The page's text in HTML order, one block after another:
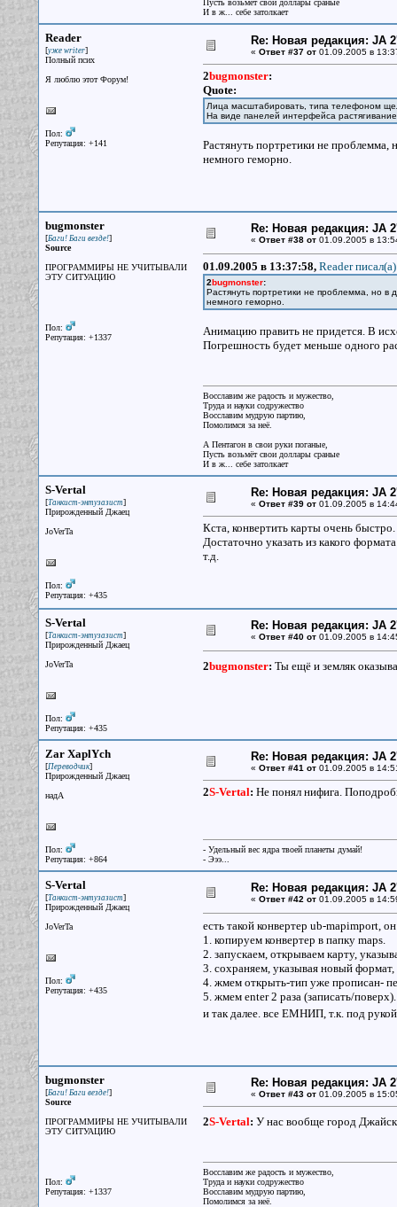
Пусть возьмёт свои доллары сраные
И в ж... себе затолкает
Reader
[уже writer]
Полный псих
Я люблю этот Форум!
Пол:
Репутация: +141
Re: Новая редакция: JA
« Ответ #37 от01.09.2005 в
2bugmonster:
Quote:
Лица масштабировать, типа телефоном
На виде панелей интерфейса
Растянуть портретики не проблемма,
немного геморно.
bugmonster
[Баги! Баги везде!]
Source
ПРОГРАММИРЫ НЕ УЧИТЫВАЛИ
ЭТУ СИТУАЦИЮ
Пол:
Репутация: +1337
Re: Новая редакция: JA
« Ответ #38 от01.09.2005 в
01.09.2005 в 13:37:58, Reader писал(a)
2bugmonster:
Растянуть портретики не проблемма, но в
немного геморно.
Анимацию править не придется. В
Погрешность будет меньше одного
Восславим же радость и мужество,
Труда и науки содружество
Восславим мудрую партию,
Помолимся за неё.
А Пентагон в свои руки поганые,
Пусть возьмёт свои доллары сраные
И в ж... себе затолкает
S-Vertal
[Танкист-энтузазист]
Прирожденный Джаец
JoVerTa
Пол:
Репутация: +435
Re: Новая редакция: JA
« Ответ #39 от01.09.2005 в
Кста, конвертить карты очень
Достаточно указать из какого
т.д.
S-Vertal
[Танкист-энтузазист]
Прирожденный Джаец
JoVerTa
Пол:
Репутация: +435
Re: Новая редакция: JA
« Ответ #40 от01.09.2005 в
2bugmonster: Ты ещё и земляк
Zar XaplYch
[Переводчик]
Прирожденный Джаец
надА
Пол:
Репутация: +864
Re: Новая редакция: JA
« Ответ #41 от01.09.2005 в
2S-Vertal: Не понял нифига.
- Удельный вес ядра твоей планеты думай!
- Эээ...
S-Vertal
[Танкист-энтузазист]
Прирожденный Джаец
JoVerTa
Пол:
Репутация: +435
Re: Новая редакция: JA
« Ответ #42 от01.09.2005 в
есть такой конвертер ub-mapimport,
1. копируем конвертер в папку maps.
2. запускаем, открываем карту,
3. сохраняем, указывая новый
4. жмем открыть-тип уже прописан-
5. жмем enter 2 раза (записать/
и так далее. все ЕМНИП, т.к. под
bugmonster
[Баги! Баги везде!]
Source
ПРОГРАММИРЫ НЕ УЧИТЫВАЛИ
ЭТУ СИТУАЦИЮ
Пол:
Репутация: +1337
Re: Новая редакция: JA
« Ответ #43 от01.09.2005 в
2S-Vertal: У нас вообще город
Восславим же радость и мужество,
Труда и науки содружество
Восславим мудрую партию,
Помолимся за неё.